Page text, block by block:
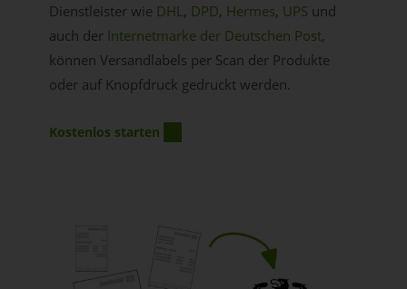
Dienstleister wie DHL , DPD, Hermes, UPS und
auch der Internetmarke der Deutschen Post,
können Versandlabels per Scan der Produkte
oder auf Knopfdruck gedruckt werden.
Kostenlos starten